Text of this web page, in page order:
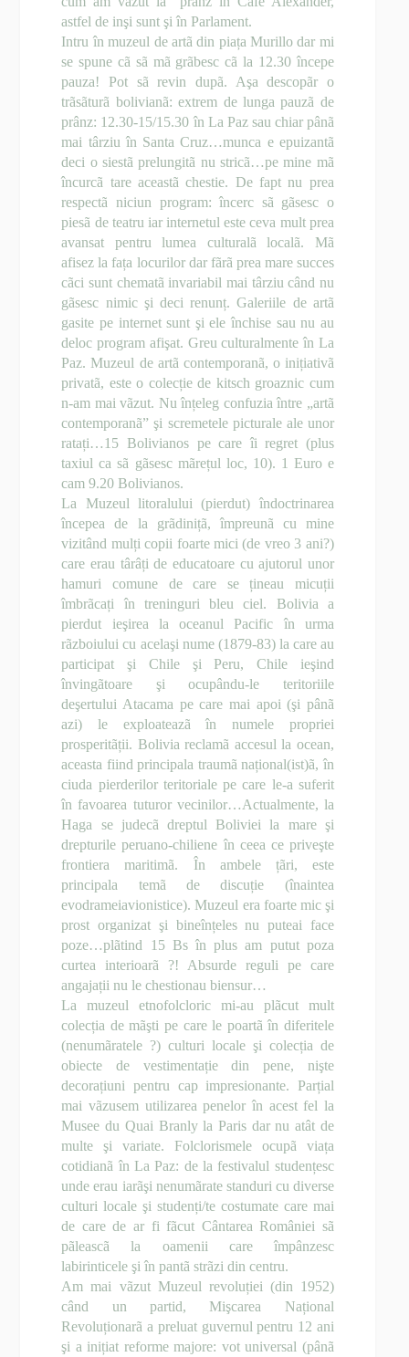
astfel de inşi sunt şi în Parlament.
Intru în muzeul de artã din piața Murillo dar mi
se spune cã sã mã grãbesc cã la 12.30 începe
pauza! Pot sã revin dupã. Aşa descopãr o
trãsãturã bolivianã: extrem de lunga pauzã de
prânz: 12.30-15/15.30 în La Paz sau chiar pânã
mai târziu în Santa Cruz…munca e epuizantã
deci o siestã prelungitã nu stricã…pe mine mã
încurcã tare aceastã chestie. De fapt nu prea
respectã niciun program: încerc sã gãsesc o
piesã de teatru iar internetul este ceva mult prea
avansat pentru lumea culturalã localã. Mã
afisez la fața locurilor dar fãrã prea mare succes
cãci sunt chematã invariabil mai târziu când nu
gãsesc nimic şi deci renunț. Galeriile de artã
gasite pe internet sunt şi ele închise sau nu au
deloc program afişat. Greu culturalmente în La
Paz. Muzeul de artã contemporanã, o inițiativã
privatã, este o colecție de kitsch groaznic cum
n-am mai vãzut. Nu înțeleg confuzia între „artã
contemporanã” şi scremetele picturale ale unor
ratați…15 Bolivianos pe care îi regret (plus
taxiul ca sã gãsesc mãrețul loc, 10). 1 Euro e
cam 9.20 Bolivianos.
La Muzeul litoralului (pierdut) îndoctrinarea
începea de la grãdinițã, împreunã cu mine
vizitând mulți copii foarte mici (de vreo 3 ani?)
care erau târâți de educatoare cu ajutorul unor
hamuri comune de care se țineau micuții
îmbrãcați în treninguri bleu ciel. Bolivia a
pierdut ieşirea la oceanul Pacific în urma
rãzboiului cu acelaşi nume (1879-83) la care au
participat şi Chile şi Peru, Chile ieşind
învingãtoare şi ocupându-le teritoriile
deşertului Atacama pe care mai apoi (şi pânã
azi) le exploateazã în numele propriei
prosperitãții. Bolivia reclamã accesul la ocean,
aceasta fiind principala traumã național(ist)ã, în
ciuda pierderilor teritoriale pe care le-a suferit
în favoarea tuturor vecinilor…Actualmente, la
Haga se judecã dreptul Boliviei la mare şi
drepturile peruano-chiliene în ceea ce priveşte
frontiera maritimã. În ambele țãri, este
principala temã de discuție (înaintea
evodrameiavionistice). Muzeul era foarte mic şi
prost organizat şi bineînțeles nu puteai face
poze…plãtind 15 Bs în plus am putut poza
curtea interioarã ?! Absurde reguli pe care
angajații nu le chestionau biensur…
La muzeul etnofolcloric mi-au plãcut mult
colecția de mãşti pe care le poartã în diferitele
(nenumãratele ?) culturi locale şi colecția de
obiecte de vestimentație din pene, nişte
decorațiuni pentru cap impresionante. Parțial
mai vãzusem utilizarea penelor în acest fel la
Musee du Quai Branly la Paris dar nu atât de
multe şi variate. Folclorismele ocupã viața
cotidianã în La Paz: de la festivalul studențesc
unde erau iarãşi nenumãrate standuri cu diverse
culturi locale şi studenți/te costumate care mai
de care de ar fi fãcut Cântarea României sã
pãleascã la oamenii care împânzesc
labirinticele şi în pantã strãzi din centru.
Am mai vãzut Muzeul revoluției (din 1952)
când un partid, Mişcarea Național
Revoluționarã a preluat guvernul pentru 12 ani
şi a inițiat reforme majore: vot universal (pânã